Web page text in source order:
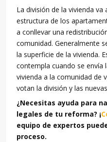
La división de la vivienda
estructura de los
a conllevar una
comunidad. Generalmente
la superficie de la vivienda.
contempla cuando se envía
vivienda a la comunidad de
votan la división y las
¿Necesitas ayuda para
legales de tu reforma? ¡
equipo de expertos
proceso.